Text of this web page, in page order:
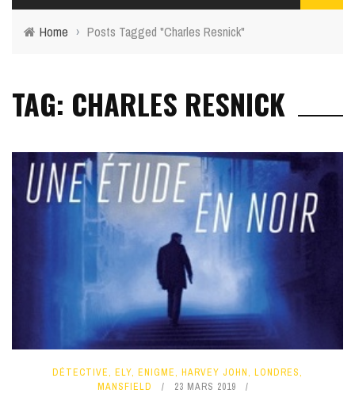
Home › Posts Tagged "Charles Resnick"
TAG: CHARLES RESNICK
DÉTECTIVE, ELY, ENIGME, HARVEY JOHN, LONDRES,
MANSFIELD
23 MARS 2019